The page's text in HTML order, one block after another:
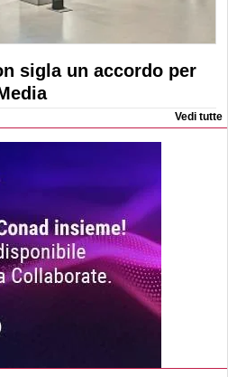
sigla un accordo per
Vedi tutte